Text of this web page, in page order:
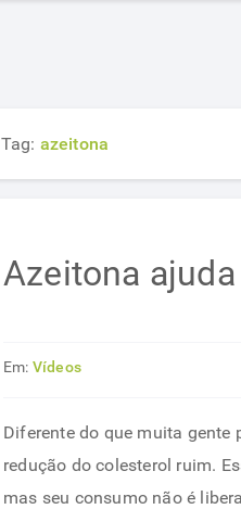
Tag: azeitona
Azeitona
Em: Vídeos
Diferente do que muita gente
redução do colesterol ruim.
mas seu consumo não é